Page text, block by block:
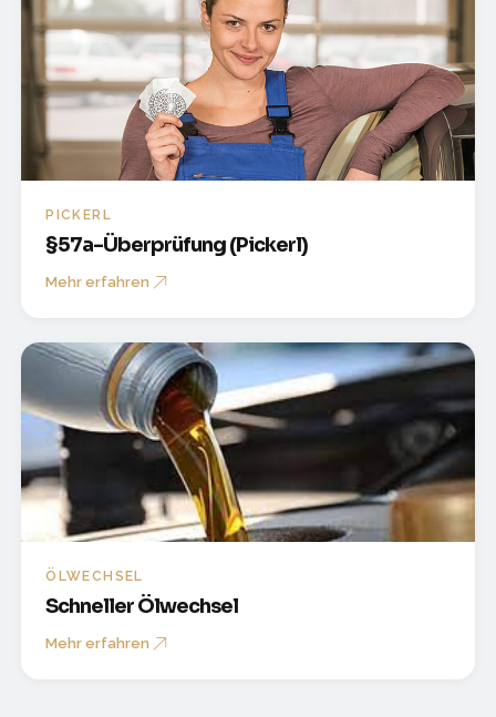
PICKERL
§57a-Überprüfung (Pickerl)
Mehr erfahren
ÖLWECHSEL
Schneller Ölwechsel
Mehr erfahren